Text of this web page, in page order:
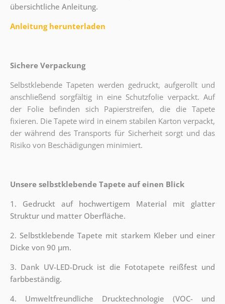
übersichtliche Anleitung.
Anleitung herunterladen
Sichere Verpackung
Selbstklebende Tapeten werden gedruckt, aufgerollt und
anschließend sorgfältig in eine Schutzfolie verpackt. Auf
der Folie befinden sich Papierstreifen, die die Tapete
fixieren. Die Tapete wird in einem stabilen Karton verpackt,
der während des Transports für Sicherheit sorgt und das
Risiko von Beschädigungen minimiert.
Unsere selbstklebende Tapete auf einen Blick
1. Gedruckt auf hochwertigem Material mit glatter
Struktur und matter Oberfläche.
2. Selbstklebende Tapete mit starkem Kleber und einer
Dicke von 90 µm.
3. Dank UV-LED-Druck ist die Fototapete reißfest und
farbbeständig.
4. Umweltfreundliche Drucktechnologie (VOC- und